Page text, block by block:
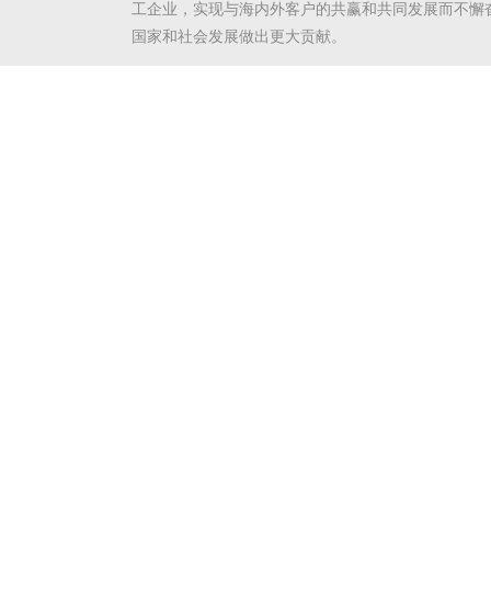
工企业，实现与海内外客户的共赢和共同发展而不懈
国家和社会发展做出更大贡献。